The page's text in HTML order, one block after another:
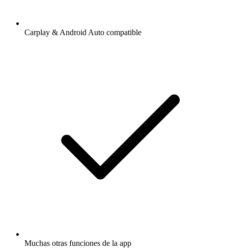
Carplay & Android Auto compatible
Muchas otras funciones de la app